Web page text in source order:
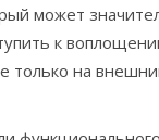
может
к
только на